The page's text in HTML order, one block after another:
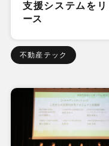
支援システムをリ
ース
不動産テック